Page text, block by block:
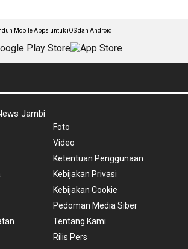
Mobile Apps untuk iOS dan Android
Jambi
Foto
Video
Ketentuan Penggunaan
Kebijakan Privasi
Kebijakan Cookie
Pedoman Media Siber
Tentang Kami
Rilis Pers